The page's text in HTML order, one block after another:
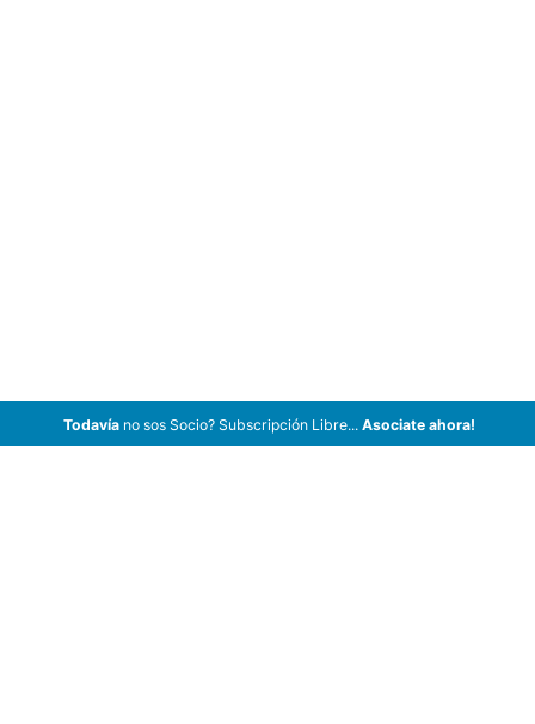
Todavíano sos Socio? Subscripción Libre... Asociate ahora!